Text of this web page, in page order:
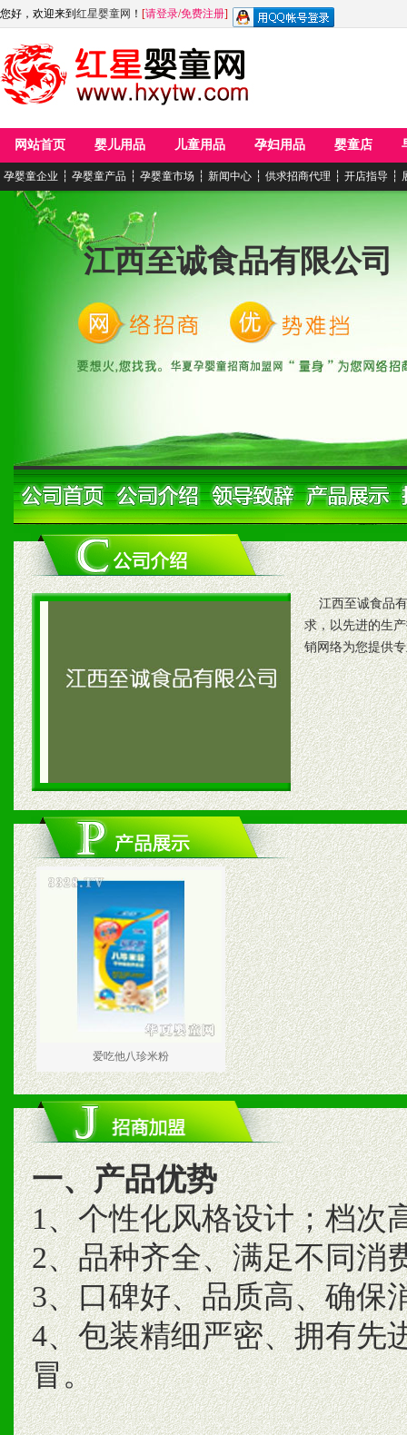
您好，欢迎来到 红星婴童网 ！ [请登录/免费注册]
网站首页 婴儿用品 儿童用品 孕妇用品 婴童店
孕婴童企业 ┆ 孕婴童产品 ┆ 孕婴童市场 ┆ 新闻中心 ┆ 供求招商代理 ┆ 开店指导 ┆
江西至诚食品有限公司
江西至诚食品有
求，以先进的生
销网络为您提供
爱吃他八珍米粉
一、产品优势
1、个性化风格设计；档次
2、品种齐全、满足不同消
3、口碑好、品质高、确保
4、包装精细严密、拥有先
冒。